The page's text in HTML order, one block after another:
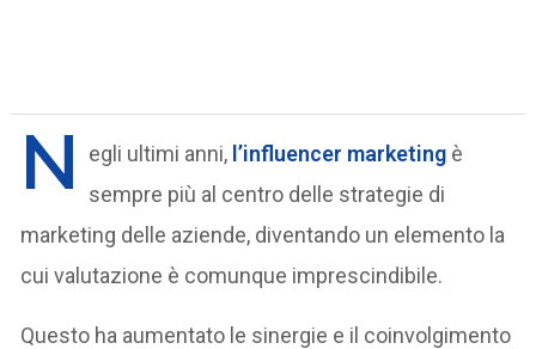
N egli ultimi anni, l’influencer marketing è
sempre più al centro delle strategie di
marketing delle aziende, diventando un elemento la
cui valutazione è comunque imprescindibile.
Questo ha aumentato le sinergie e il coinvolgimento